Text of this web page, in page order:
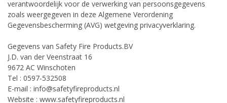
verantwoordelijk voor de verwerking van persoonsgegevens
zoals weergegeven in deze Algemene Verordening
Gegevensbescherming (AVG) wetgeving privacyverklaring.
Gegevens van Safety Fire Products.BV
J.D. van der Veenstraat 16
9672 AC Winschoten
Tel : 0597-532508
E-mail : info@safetyfireproducts.nl
Website : www.safetyfireproducts.nl